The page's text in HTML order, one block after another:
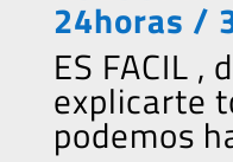
24horas /
ES FACIL ,
explicarte
podemos